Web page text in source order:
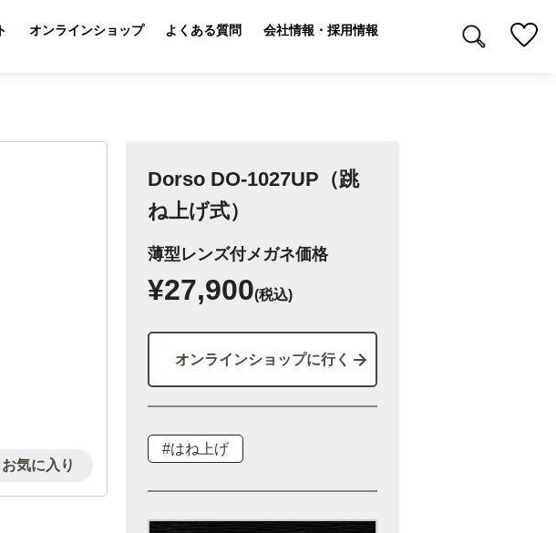
オンラインショップ よくある質問 会社情報・採用情報
お気に入り
Dorso DO-1027UP（跳
ね上げ式）
薄型レンズ付メガネ価格
¥27,900(税込)
オンラインショップに行く
#はね上げ